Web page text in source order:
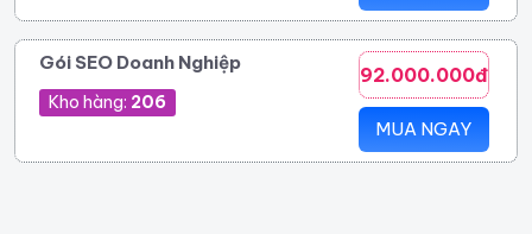
Gói SEO Doanh Nghiệp
Kho hàng: 206
92.000.000đ
MUA NGAY